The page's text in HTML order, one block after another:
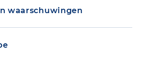
waarschuwingen